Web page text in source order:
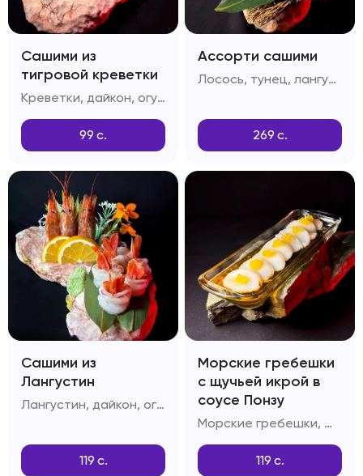
Сашими из
тигровой креветки
Креветки, дайкон, огурцы, лимон
99 с.
Ассорти сашими
Лосось, тунец, лангустин, огурец, лимон, дайкон
269 с.
Сашими из
Лангустин
Лангустин, дайкон, огурцы, лимон
119 с.
Морские гребешки
с щучьей икрой в
соусе Понзу
Морские гребешки, щучья икра, соус Понзу
119 с.